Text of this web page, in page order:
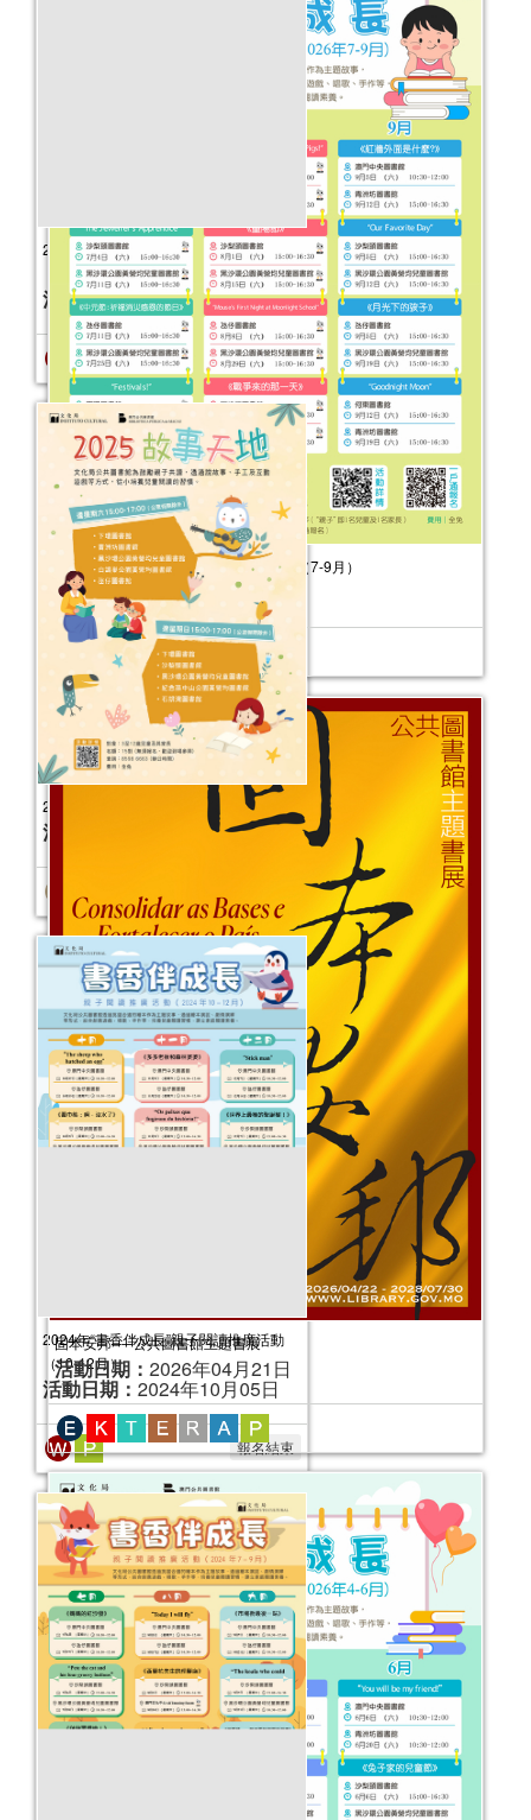
2026年“書香伴成長”親子閱讀推廣活動（7-9月）
活動日期： 2026年07月04日
固本安邦──公共圖書館主題書展
活動日期： 2026年04月21日
2025年“書香伴成長”親子閱讀推廣活動
（4-6月）
活動日期： 2025年04月05日
報名結束
2025年“書香伴成長”親子閱讀推廣活動
（1-3月）
活動日期：2025年01月04日
報名結束
2025年故事天地
活動日期：2025年01月04日